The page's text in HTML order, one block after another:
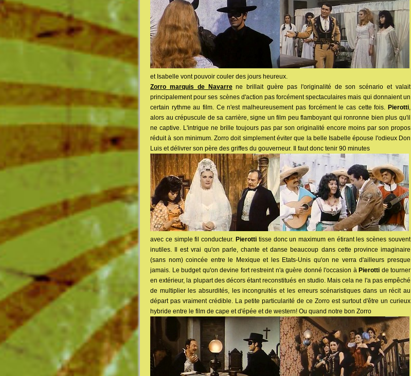
et Isabelle vont pouvoir couler des jours heureux.
Zorro marquis de Navarrene brillait guère pas l'originalité de son scénario et valait
principalement pour ses scènes d'action pas forcément spectaculaires mais qui donnaient un
certain rythme au film. Ce n'est malheureusement pas forcément le cas cette fois. Pierotti,
alors au crépuscule de sa carrière, signe un film peu flamboyant qui ronronne bien plus qu'il
ne captive. L'intrigue ne brille toujours pas par son originalité encore moins par son propos
réduit à son minimum. Zorro doit simplement éviter que la belle Isabelle épouse l'odieux Don
Luis et délivrer son père des griffes du gouverneur. Il faut donc tenir 90 minutes
avec ce simple fil conducteur. Pierottitisse donc un maximum en étirant les scènes souvent
inutiles. Il est vrai qu'on parle, chante et danse beaucoup dans cette province imaginaire
(sans nom) coincée entre le Mexique et les Etats-Unis qu'on ne verra d'ailleurs presque
jamais. Le budget qu'on devine fort restreint n'a guère donné l'occasion à Pierotti de tourner
en extérieur, la plupart des décors étant reconstitués en studio. Mais cela ne l'a pas empêché
de multiplier les absurdités, les incongruités et les erreurs scénaristiques dans un récit au
départ pas vraiment crédible. La petite particularité de ce Zorro est surtout d'être un curieux
hybride entre le film de cape et d'épée et de western! Ou quand notre bon Zorro